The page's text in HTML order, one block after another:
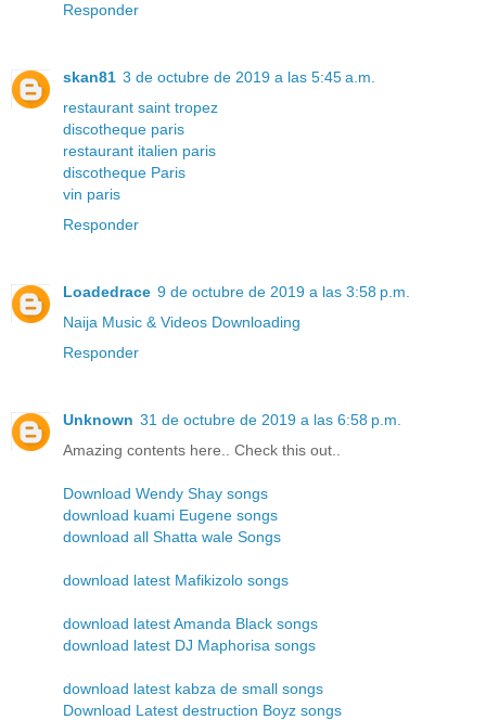
Responder
skan81 3 de octubre de 2019 a las 5:45 a.m.
restaurant saint tropez
discotheque paris
restaurant italien paris
discotheque Paris
vin paris
Responder
Loadedrace 9 de octubre de 2019 a las 3:58 p.m.
Naija Music & Videos Downloading
Responder
Unknown 31 de octubre de 2019 a las 6:58 p.m.
Amazing contents here.. Check this out..
Download Wendy Shay songs
download kuami Eugene songs
download all Shatta wale Songs
download latest Mafikizolo songs
download latest Amanda Black songs
download latest DJ Maphorisa songs
download latest kabza de small songs
Download Latest destruction Boyz songs